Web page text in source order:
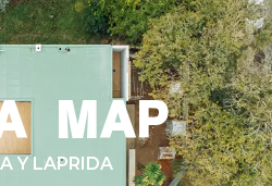
MAP
Y LAPRIDA